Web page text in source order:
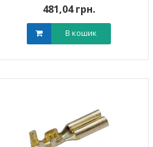
481,04 грн.
В кошик